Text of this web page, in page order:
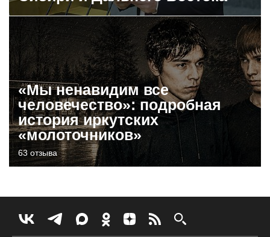
«Мы ненавидим все
человечество»: подробная
история иркутских
«молоточников»
63 отзыва